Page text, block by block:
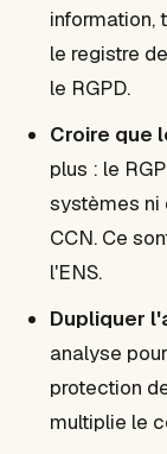
information,
le registre
le RGPD.
Croire que
plus : le
systèmes ni
CCN. Ce
l'ENS.
Dupliquer
analyse
protection
multiplie le